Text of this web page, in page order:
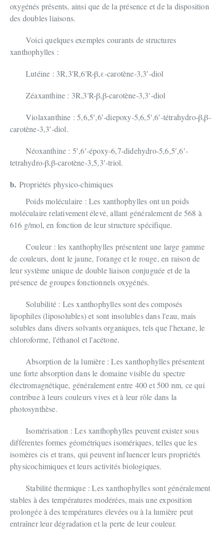
oxygénés présents, ainsi que de la présence et de la disposition
des doubles liaisons.
Voici quelques exemples courants de structures
xanthophylles :
Lutéine : 3R,3'R,6'R-β,ε-carotène-3,3′-diol
Zéaxanthine : 3R,3'R-β,β-carotène-3,3′-diol
Violaxanthine : 5,6,5′,6′-diepoxy-5,6,5′,6′-tétrahydro-β,β-
carotène-3,3′-diol.
Néoxanthine : 5′,6′-époxy-6,7-didehydro-5,6,5′,6′-
tetrahydro-β,β-carotène-3,5,3′-triol.
b. Propriétés physico-chimiques
Poids moléculaire : Les xanthophylles ont un poids
moléculaire relativement élevé, allant généralement de 568 à
616 g/mol, en fonction de leur structure spécifique.
Couleur : les xanthophylles présentent une large gamme
de couleurs, dont le jaune, l'orange et le rouge, en raison de
leur système unique de double liaison conjuguée et de la
présence de groupes fonctionnels oxygénés.
Solubilité : Les xanthophylles sont des composés
lipophiles (liposolubles) et sont insolubles dans l'eau, mais
solubles dans divers solvants organiques, tels que l'hexane, le
chloroforme, l'éthanol et l'acétone.
Absorption de la lumière : Les xanthophylles présentent
une forte absorption dans le domaine visible du spectre
électromagnétique, généralement entre 400 et 500 nm, ce qui
contribue à leurs couleurs vives et à leur rôle dans la
photosynthèse.
Isomérisation : Les xanthophylles peuvent exister sous
différentes formes géométriques isomériques, telles que les
isomères cis et trans, qui peuvent influencer leurs propriétés
physicochimiques et leurs activités biologiques.
Stabilité thermique : Les xanthophylles sont généralement
stables à des températures modérées, mais une exposition
prolongée à des températures élevées ou à la lumière peut
entraîner leur dégradation et la perte de leur couleur.